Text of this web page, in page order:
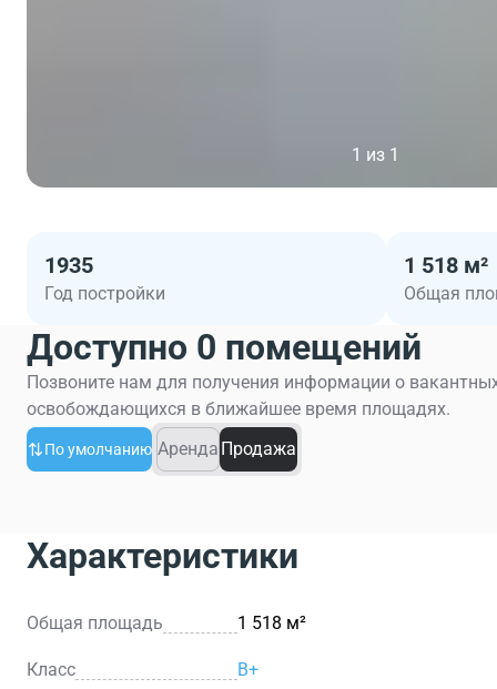
1 из 1
1935
Год постройки
1 518 м²
Общая
Доступно 0 помещений
Позвоните нам для получения информации о
освобождающихся в ближайшее время площадях.
По умолчанию Аренда Продажа
Характеристики
Общая площадь 1 518 м²
Класс B+